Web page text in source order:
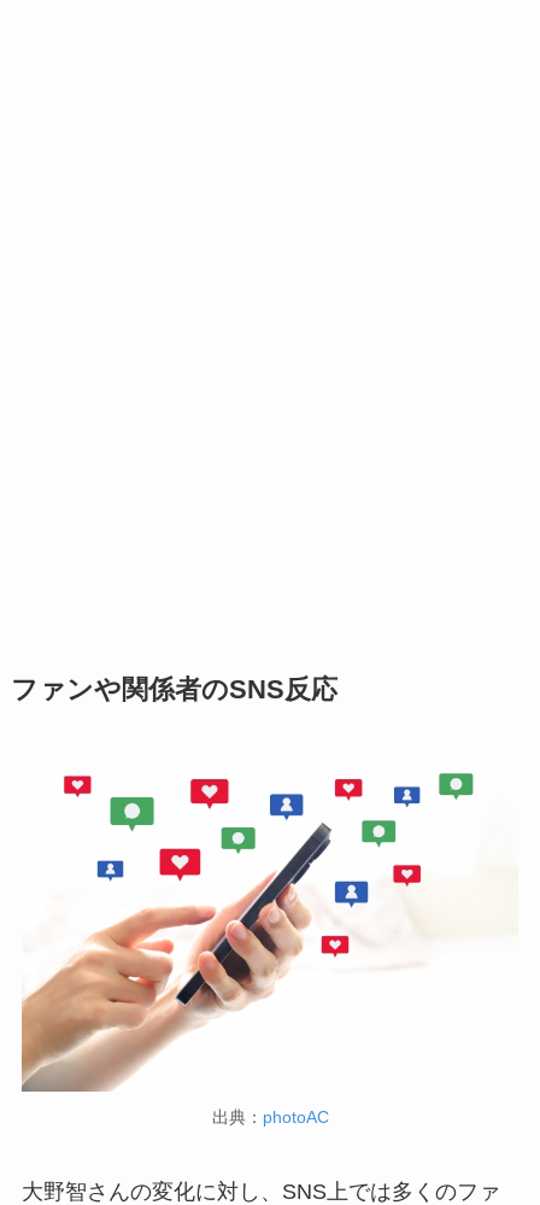
ファンや関係者のSNS反応
出典： photoAC
大野智さんの変化に対し、SNS上では多くのファ